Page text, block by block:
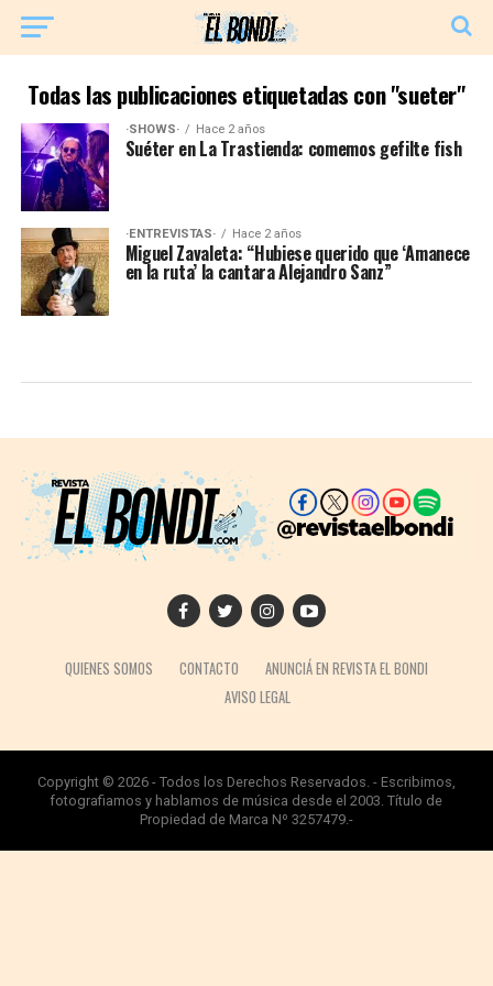
Todas las publicaciones etiquetadas con "sueter"
·SHOWS· Hace 2 años
Suéter en La Trastienda: comemos gefilte fish
·ENTREVISTAS· Hace 2 años
Miguel Zavaleta: “Hubiese querido que ‘Amanece
en la ruta’ la cantara Alejandro Sanz”
QUIENES SOMOS CONTACTO
ANUNCIÁ EN REVISTA EL BONDI
AVISO LEGAL
Copyright © 2026 - Todos los Derechos Reservados. - Escribimos,
fotografiamos y hablamos de música desde el 2003. Título de
Propiedad de Marca Nº 3257479.-